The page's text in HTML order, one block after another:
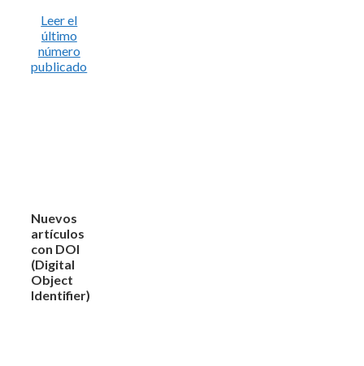
Leer el
último
número
publicado
Nuevos
artículos
con DOI
(Digital
Object
Identifier)